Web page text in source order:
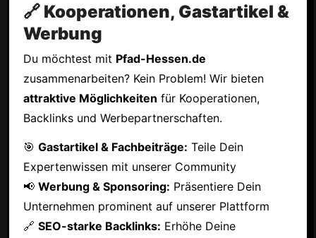
🔗 Kooperationen, Gastartikel &
Werbung
Du möchtest mit Pfad-Hessen.de
zusammenarbeiten? Kein Problem! Wir bieten
attraktive Möglichkeiten für Kooperationen,
Backlinks und Werbepartnerschaften.
🎯 Gastartikel & Fachbeiträge: Teile Dein
Expertenwissen mit unserer Community
📢 Werbung & Sponsoring: Präsentiere Dein
Unternehmen prominent auf unserer Plattform
🔗 SEO-starke Backlinks: Erhöhe Deine